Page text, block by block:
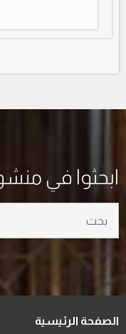
ابحثوا في
الصفحة الرئيسية